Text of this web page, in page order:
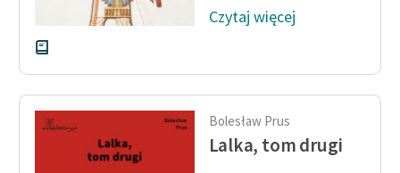
Feministyczne inspiracje.
Popularyzacja
skandynawskiej literatury
feministycznej
Ręce pełne poezji
Kolekcje edukacyjne
Czytaj więcej
Bolesław Prus
Lalka, tom drugi